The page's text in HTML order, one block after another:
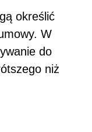
określić
W
do
niż